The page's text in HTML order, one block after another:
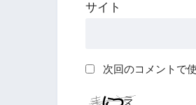
サイト
次回のコメントで